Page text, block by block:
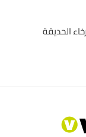
الحديقة